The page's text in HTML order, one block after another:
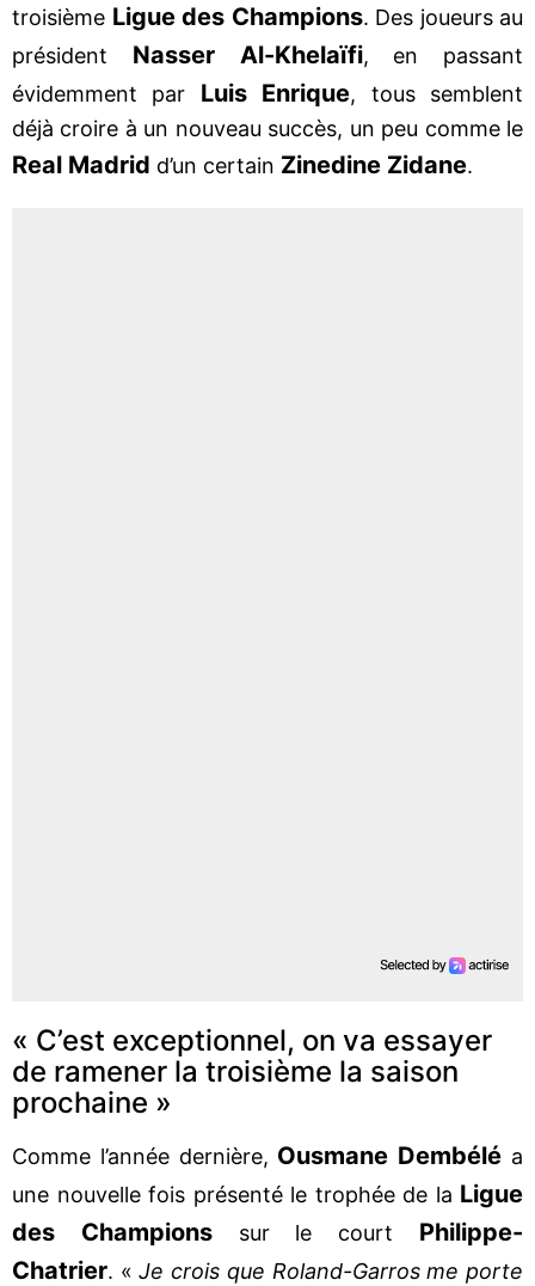
troisième Ligue des Champions. Des joueurs au
président Nasser Al-Khelaïfi, en passant
évidemment par Luis Enrique, tous semblent
déjà croire à un nouveau succès, un peu comme le
Real Madrid d’un certain Zinedine Zidane.
« C’est exceptionnel, on va essayer
de ramener la troisième la saison
prochaine »
Comme l’année dernière, Ousmane Dembélé a
une nouvelle fois présenté le trophée de la Ligue
des Championssur le court Philippe-
Chatrier. «Je crois que Roland-Garros me porte